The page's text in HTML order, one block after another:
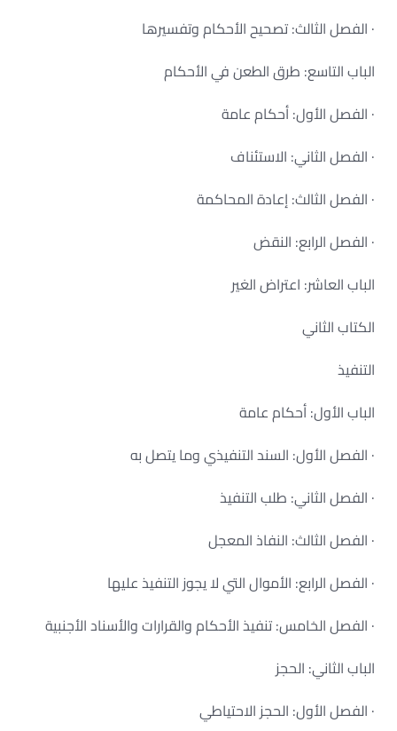
· الفصل الثالث: تصحيح الأحكام وتفسيرها
الباب التاسع: طرق الطعن في الأحكام
· الفصل الأول: أحكام عامة
· الفصل الثاني: الاستئناف
· الفصل الثالث: إعادة المحاكمة
· الفصل الرابع: النقض
الباب العاشر: اعتراض الغير
الكتاب الثاني
التنفيذ
الباب الأول: أحكام عامة
· الفصل الأول: السند التنفيذي وما يتصل به
· الفصل الثاني: طلب التنفيذ
· الفصل الثالث: النفاذ المعجل
· الفصل الرابع: الأموال التي لا يجوز التنفيذ عليها
· الفصل الخامس: تنفيذ الأحكام والقرارات والأسناد الأجنبية
الباب الثاني: الحجز
· الفصل الأول: الحجز الاحتياطي